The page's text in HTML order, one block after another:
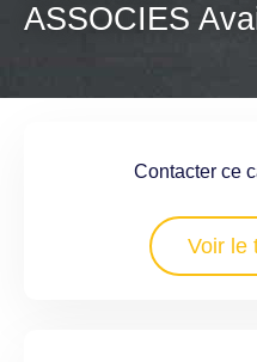
ASSOCIES
Contacter ce
Voir le